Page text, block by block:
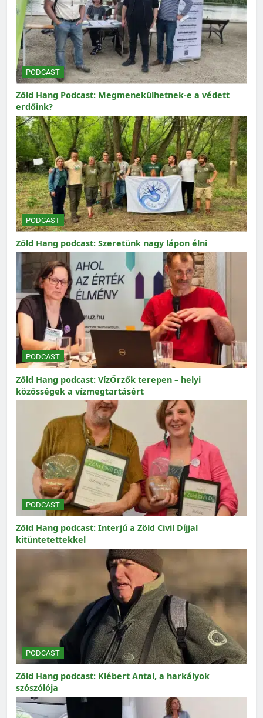
PODCAST
Zöld Hang Podcast: Megmenekülhetnek-e a védett
erdőink?
PODCAST
Zöld Hang podcast: Szeretünk nagy lápon élni
PODCAST
Zöld Hang podcast: VízŐrzők terepen – helyi
közösségek a vízmegtartásért
PODCAST
Zöld Hang podcast: Interjú a Zöld Civil Díjjal
kitüntetettekkel
PODCAST
Zöld Hang podcast: Klébert Antal, a harkályok
szószólója